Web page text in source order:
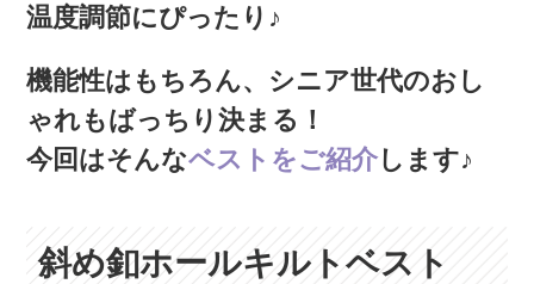
温度調節にぴったり♪
機能性はもちろん、シニア世代のおし
ゃれもばっちり決まる！
今回はそんなベストをご紹介します♪
斜め釦ホールキルトベスト